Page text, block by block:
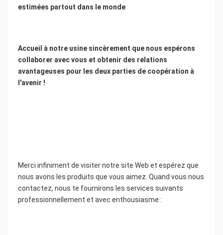
estimées partout dans le monde
Accueil à notre usine sincèrement que nous espérons
collaborer avec vous et obtenir des relations
avantageuses pour les deux parties de coopération à
l'avenir !
Merci infiniment de visiter notre site Web et espérez que
nous avons les produits que vous aimez. Quand vous nous
contactez, nous te fournirons les services suivants
professionnellement et avec enthousiasme :